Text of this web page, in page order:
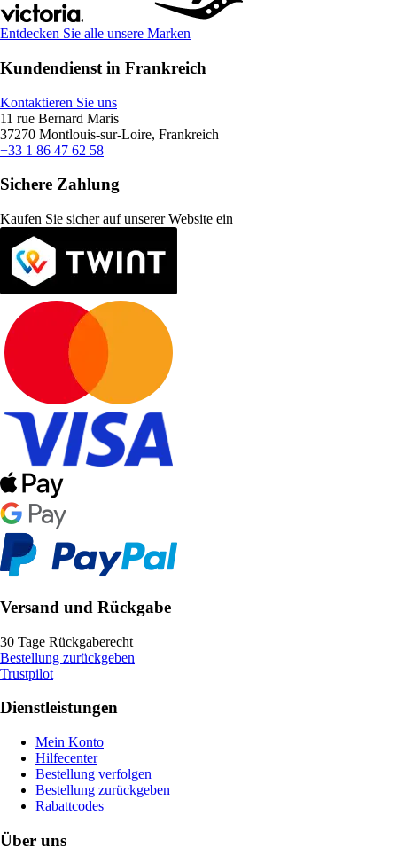
Entdecken Sie alle unsere Marken
Kundendienst in Frankreich
Kontaktieren Sie uns
11 rue Bernard Maris
37270 Montlouis-sur-Loire, Frankreich
+33 1 86 47 62 58
Sichere Zahlung
Kaufen Sie sicher auf unserer Website ein
Versand und Rückgabe
30 Tage Rückgaberecht
Bestellung zurückgeben
Trustpilot
Dienstleistungen
Mein Konto
Hilfecenter
Bestellung verfolgen
Bestellung zurückgeben
Rabattcodes
Über uns